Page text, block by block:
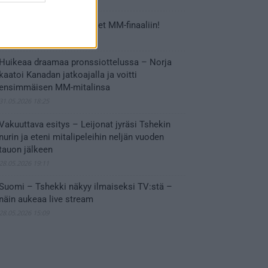
Tässä Leijonien kentälliset MM-finaaliin!
Huikeaa draamaa pronssiottelussa – Norja
kaatoi Kanadan jatkoajalla ja voitti
ensimmäisen MM-mitalinsa
esitys – Leijonat jyräsi Tshekin
nurin ja eteni mitalipeleihin neljän vuoden
jälkeen
Suomi – Tshekki näkyy ilmaiseksi TV:stä –
näin aukeaa live stream